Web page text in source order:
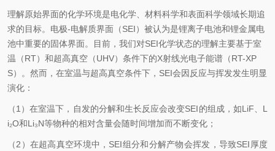
理解原始界面的化学环境是电化学、材料科学和表面科学领域长期追
求的目标。电极-电解质界面（SEI）被认为是锂离子电池和锂金属电
池中重要的固体界面。目前，我们对SEI化学状态的理解主要基于室
温（RT）和超高真空（UHV）条件下的X射线光电子能谱（RT-XP
S）。然而，在室温与超高真空条件下，SEI会因反应与挥发发生明显
演化：
（1）在室温下，自发的分解和生长反应会改变SEI的组成，如LiF
L
i₂O和Li₃N等物种的相对含量会随时间增加而不断变化；
（2）在超高真空环境中，SEI组分和分解产物会挥发，导致SEI厚度